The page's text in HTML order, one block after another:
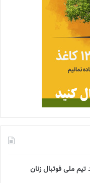
ملى فوتبال زنان